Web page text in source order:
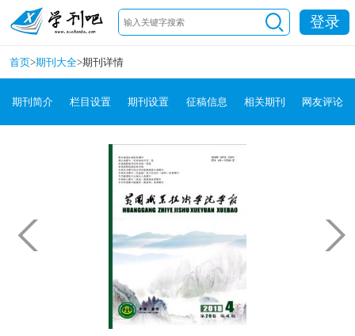
登录
首页>期刊大全>期刊详情
期刊简介 栏目设置 期刊设置 征稿信息 相关期刊 网友评论